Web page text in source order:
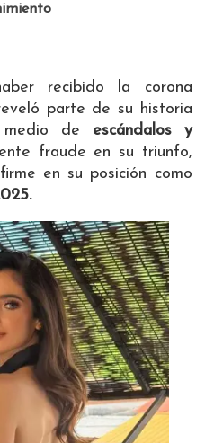
recibido la corona
parte de su historia
medio de escándalos y
fraude en su triunfo,
en su posición como